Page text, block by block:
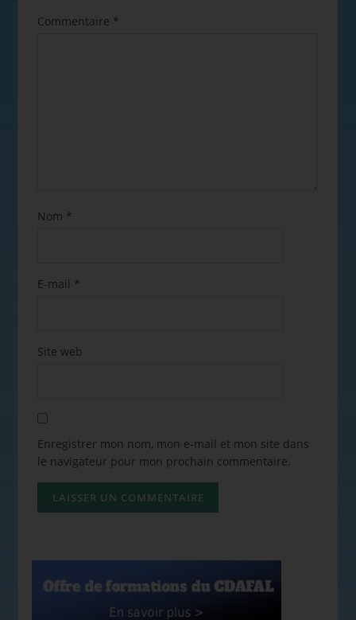
Commentaire *
Nom *
E-mail *
Site web
Enregistrer mon nom, mon e-mail et mon site dans
le navigateur pour mon prochain commentaire.